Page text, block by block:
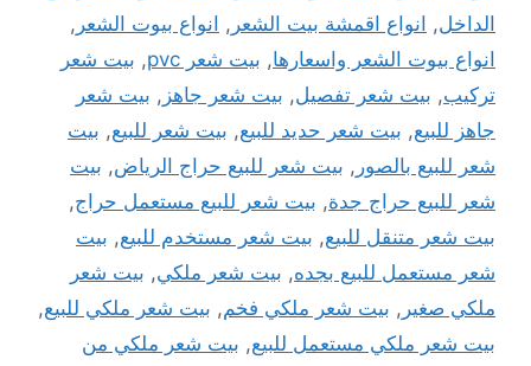
الداخل, انواع اقمشة بيت الشعر , انواع بيوت الشعر ,
انواع بيوت الشعر واسعارها, بيت شعر pvc , بيت شعر
تركيب, بيت شعر تفصيل, بيت شعر جاهز , بيت شعر
جاهز للبيع, بيت شعر حديد للبيع, بيت شعر للبيع, بيت
شعر للبيع بالصور , بيت شعر للبيع حراج الرياض, بيت
شعر للبيع حراج جدة, بيت شعر للبيع مستعمل حراج,
بيت شعر متنقل للبيع, بيت شعر مستخدم للبيع, بيت
شعر مستعمل للبيع بجده, بيت شعر ملكي, بيت شعر
ملكي صغير , بيت شعر ملكي فخم, بيت شعر ملكي للبيع,
بيت شعر ملكي مستعمل للبيع, بيت شعر ملكي من